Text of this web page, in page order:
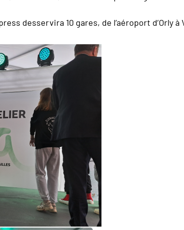
desservira 10 gares, de l’aéroport